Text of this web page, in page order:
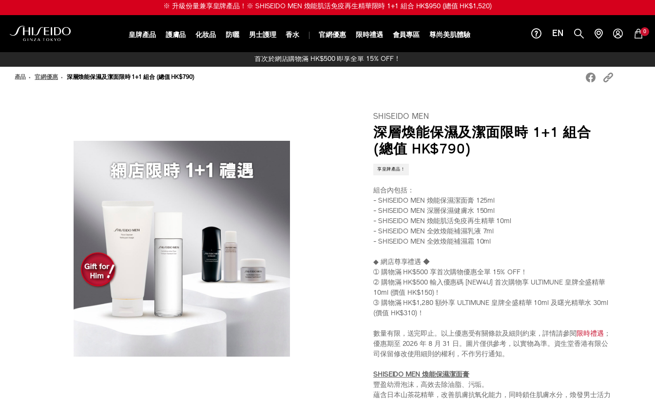
至
※ 升級份量兼享皇牌產品！※ SHISEIDO MEN 煥能肌活免疫再生精華限時 1+1 組合 HK$950 (總值 HK$1,520)
皇牌產品 護膚品 化妝品 防曬 男士護理 香水 官網優惠 限時禮遇 會員專區 尊尚美肌體驗 EN 0
首次於網店購物滿 HK$500 即享全單 15% OFF！
產品 官網優惠 深層煥能保濕及潔面限時 1+1 組合 (總值 HK$790)
SHISEIDO MEN
深層煥能保濕及潔面限時 1+1 組合
(總值 HK$790)
享皇牌產品！
組合內包括：
- SHISEIDO MEN 煥能保濕潔面膏 125ml
- SHISEIDO MEN 深層保濕健膚水 150ml
- SHISEIDO MEN 煥能肌活免疫再生精華 10ml
- SHISEIDO MEN 全效煥能補濕乳液 7ml
- SHISEIDO MEN 全效煥能補濕霜 10ml
◆ 網店尊享禮遇 ◆
➀ 購物滿 HK$500 享首次購物優惠全單 15% OFF！
➁ 購物滿 HK$500 輸入優惠碼 [NEW4U] 首次購物享 ULTIMUNE 皇牌全盛精華
10ml (價值 HK$150)！
➂ 購物滿 HK$1,280 額外享 ULTIMUNE 皇牌全盛精華 10ml 及曙光精華水 30ml
(價值 HK$310)！
數量有限，送完即止。以上優惠受有關條款及細則約束，詳情請參閱 限時禮遇 ；
優惠期至 2026 年 8 月 31 日。圖片僅供參考，以實物為準。資生堂香港有限公
司保留修改使用細則的權利，不作另行通知。
SHISEIDO MEN 煥能保濕潔面膏
豐盈幼滑泡沫，高效去除油脂、污垢。
蘊含日本山茶花精華，改善肌膚抗氧化能力，同時鎖住肌膚水分，煥發男士活力